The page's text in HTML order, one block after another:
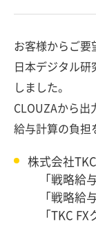
お客様からご要
日本デジタル
しました。
CLOUZAから出
給与計算の負担
株式会社TKC
「戦略給
「戦略給
「TKC FX